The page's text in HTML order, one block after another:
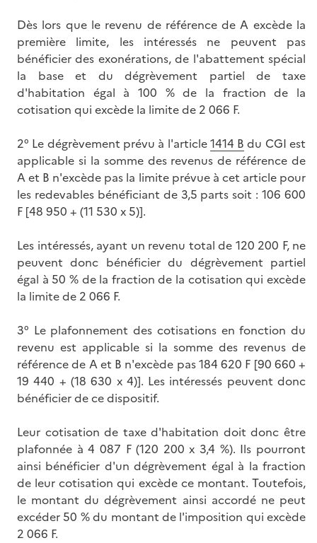
Dès lors que le revenu de référence de A excède la
première limite, les intéressés ne peuvent pas
bénéficier des exonérations, de l'abattement spécial
la base et du dégrèvement partiel de taxe
d'habitation égal à 100 % de la fraction de la
cotisation qui excède la limite de 2 066 F.
2° Le dégrèvement prévu à l'article1414 B du CGI est
applicable si la somme des revenus de référence de
A et B n'excède pas la limite prévue à cet article pour
les redevables bénéficiant de 3,5 parts soit : 106 600
F [48 950 + (11 530 x 5)].
Les intéressés, ayant un revenu total de 120 200 F, ne
peuvent donc bénéficier du dégrèvement partiel
égal à 50 % de la fraction de la cotisation qui excède
la limite de 2 066 F.
3° Le plafonnement des cotisations en fonction du
revenu est applicable si la somme des revenus de
référence de A et B n'excède pas 184 620 F [90 660 +
19 440 + (18 630 x 4)]. Les intéressés peuvent donc
bénéficier de ce dispositif.
Leur cotisation de taxe d'habitation doit donc être
plafonnée à 4 087 F (120 200 x 3,4 %). Ils pourront
ainsi bénéficier d'un dégrèvement égal à la fraction
de leur cotisation qui excède ce montant. Toutefois,
le montant du dégrèvement ainsi accordé ne peut
excéder 50 % du montant de l'imposition qui excède
2 066 F.